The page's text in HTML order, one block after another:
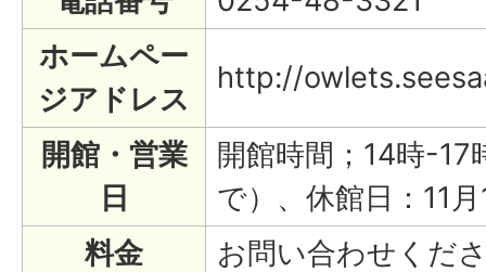
ホームペー
ジアドレス
http://
開館・営業
日
開館時間；14時-17
で）、休館日：11
料金
お問い合わせくだ